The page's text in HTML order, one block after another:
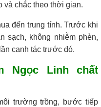
và chắc theo thời gian.
đến trung tính. Trước khi
sạch, không nhiễm phèn,
canh tác trước đó.
Ngọc Linh chất
trường trồng, bước tiếp